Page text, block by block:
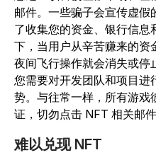
邮件。一些骗子会宣传虚
了收集您的资金、银行信
下，当用户从辛苦赚来的资
夜间飞行操作就会消失或停
您需要对开发团队和项目进
势。与往常一样，所有游戏
证，切勿点击 NFT 相关邮件
难以兑现 NFT